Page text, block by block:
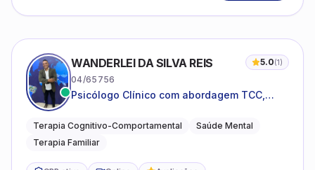
WANDERLEI DA SILVA REIS 5.0(1)
04/65756
Psicólogo Clínico com abordagem TCC,
sistêmica
Terapia Cognitivo-Comportamental
Saúde Mental
Terapia Familiar